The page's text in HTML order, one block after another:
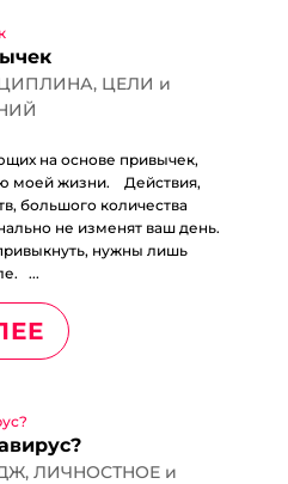
, ЦЕЛИ и
на основе привычек,
моей жизни.⠀ Действия,
большого количества
не изменят ваш день.⠀
нужны лишь
, ЛИЧНОСТНОЕ и